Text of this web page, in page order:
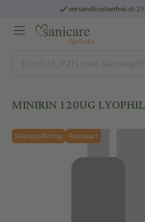
versandkostenfreiab
MINIRIN 120UG
Rezeptpflichtig Reimport